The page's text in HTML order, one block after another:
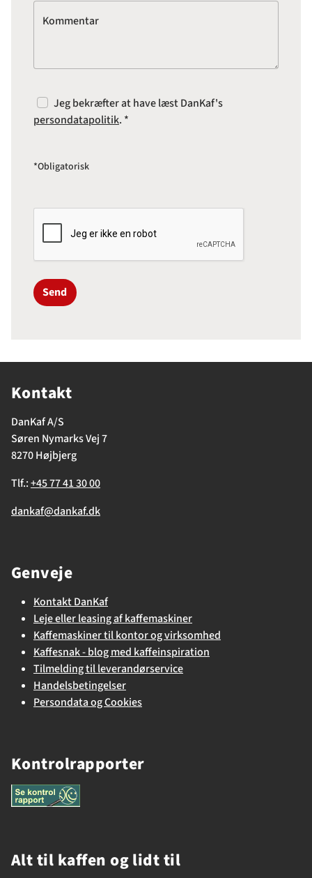
Kommentar
Jeg bekræfter at have læst DanKaf's
persondatapolitik. *
*Obligatorisk
Send
Kontakt
DanKaf A/S
Søren Nymarks Vej 7
8270 Højbjerg
Tlf.:+45 77 41 30 00
dankaf@dankaf.dk
Genveje
Kontakt DanKaf
Leje eller leasing af kaffemaskiner
Kaffemaskiner til kontor og virksomhed
Kaffesnak - blog med kaffeinspiration
Tilmelding til leverandørservice
Handelsbetingelser
Persondata og Cookies
Kontrolrapporter
Alt til kaffen og lidt til